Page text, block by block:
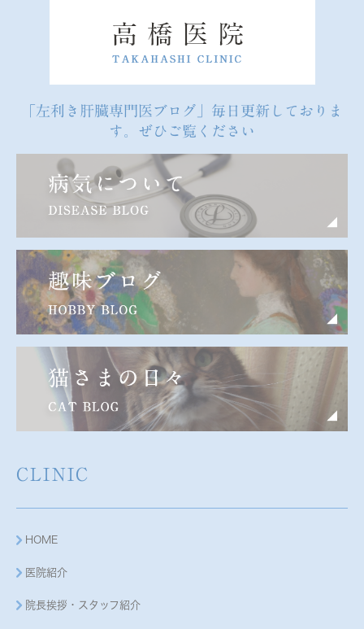
「左利き肝臓専門医ブログ」毎日更新しておりま
す。ぜひご覧ください
CLINIC
HOME
医院紹介
院長挨拶・スタッフ紹介